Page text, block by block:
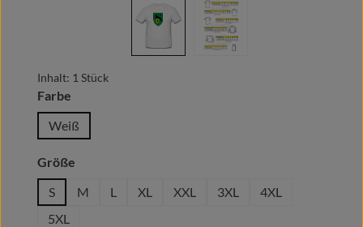
Inhalt: 1 Stück
Farbe
Weiß
Größe
S
M L XL XXL 3XL
4XL
5XL